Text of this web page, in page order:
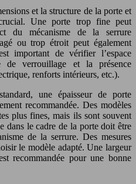
et la structure de la porte et
Une porte trop fine peut
du mécanisme de la serrure
ou trop étroit peut également
important de vérifier l’espace
de verrouillage et la présence
renforts intérieurs, etc.).
une épaisseur de porte
recommandée. Des modèles
plus fines, mais ils sont souvent
dans le cadre de la porte doit être
de la serrure. Des mesures
le modèle adapté. Une largeur
recommandée pour une bonne